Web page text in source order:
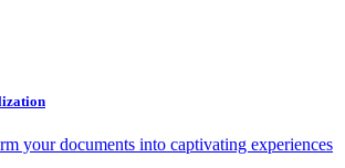
your documents into captivating experiences